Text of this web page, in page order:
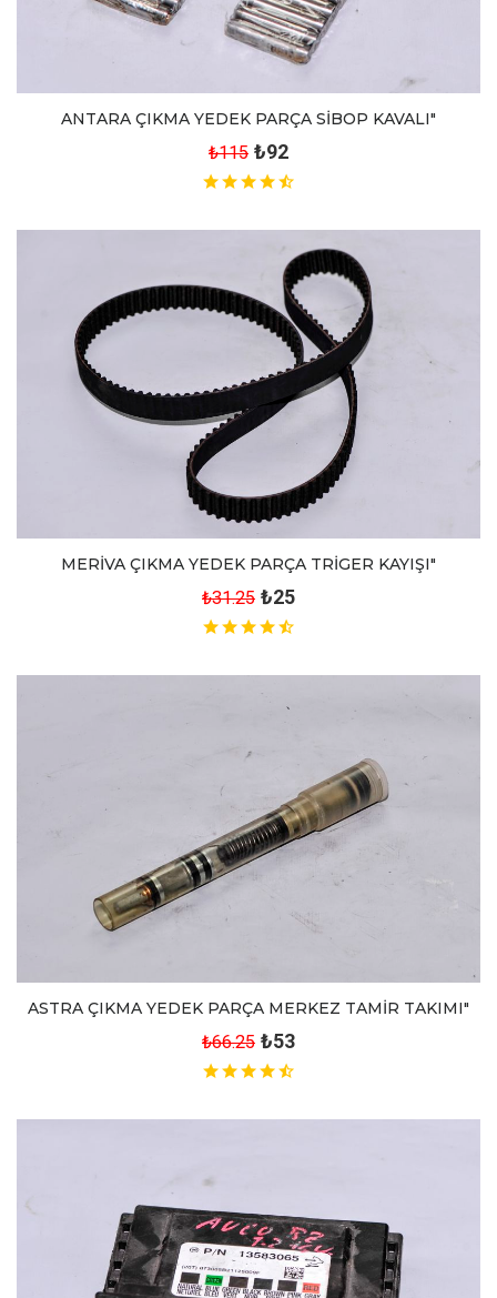
ANTARA ÇIKMA YEDEK PARÇA SİBOP KAVALI"
₺115 ₺92
MERİVA ÇIKMA YEDEK PARÇA TRİGER KAYIŞI"
₺31.25 ₺25
ASTRA ÇIKMA YEDEK PARÇA MERKEZ TAMİR TAKIMI"
₺66.25 ₺53